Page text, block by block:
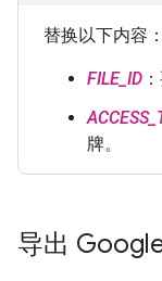
替换以下内容：
FILE_ID
牌。
导出